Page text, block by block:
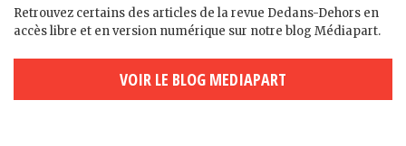
Retrouvez certains des articles de la revue Dedans-Dehors en
accès libre et en version numérique sur notre blog Médiapart.
VOIR LE BLOG MEDIAPART